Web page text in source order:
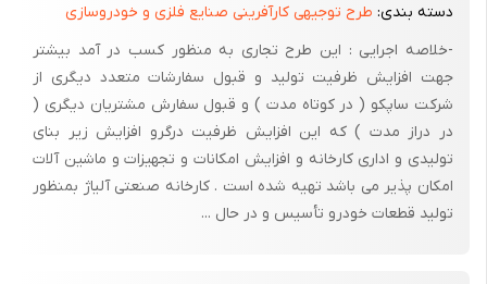
پی کنی در ساختمان به دو منظور انجام می شود :
دسترسی به زمین سخت و مقاوم ،زیرا بارهای ساختمان نهایتا به زمین
منتقل می شود و در نتیجه زمین زیر پی باید مطمئن باشد و نشست
نکند .
برای محافظت پی ساختمان وجلوگیری ازاثرات جوی مانند یخ زدگی و
نیروها ی جانبی پس از پیاده کردن نقشه روی زمین ، شروع به پی کنی
دسته بندی: طرح توجیهی کارآفرینی صنایع فلزی و خودروسازی
-خلاصه اجرایی : این طرح تجاری به منظور کسب در آمد بیشتر
جهت افزایش ظرفیت تولید و قبول سفارشات متعدد دیگری از
شرکت ساپکو ( در کوتاه مدت ) و قبول سفارش مشتریان دیگری (
در دراز مدت ) که این افزایش ظرفیت درگرو افزایش زیر بنای
تولیدی و اداری کارخانه و افزایش امکانات و تجهیزات و ماشین آلات
امکان پذیر می باشد تهیه شده است . کارخانه صنعتی آلیاژ بمنظور
تولید قطعات خودرو تأسیس و در حال ...